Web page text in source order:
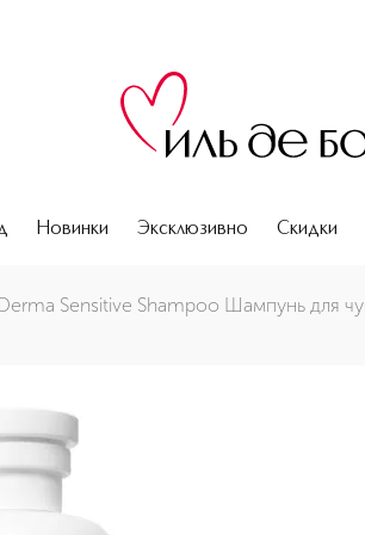
Новинки Эксклюзивно Скидки
кожи головы
Sensitive Shampoo Шампунь для